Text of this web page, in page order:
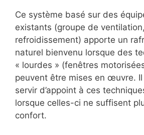
Ce système basé sur des
existants (groupe de
refroidissement) apporte un
naturel bienvenu lorsque des
« lourdes » (fenêtres
peuvent être mises en œuvre.
servir d’appoint à ces
lorsque celles-ci ne suffisent
confort.